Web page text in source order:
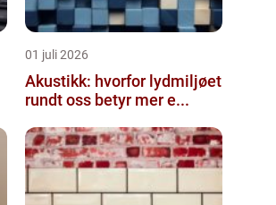
01 juli 2026
Akustikk: hvorfor lydmiljøet
rundt oss betyr mer e...